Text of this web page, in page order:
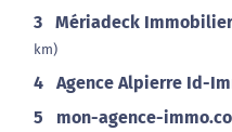
3 Mériadeck
km)
4 Agence Alpierre Id-
5 mon-agence-